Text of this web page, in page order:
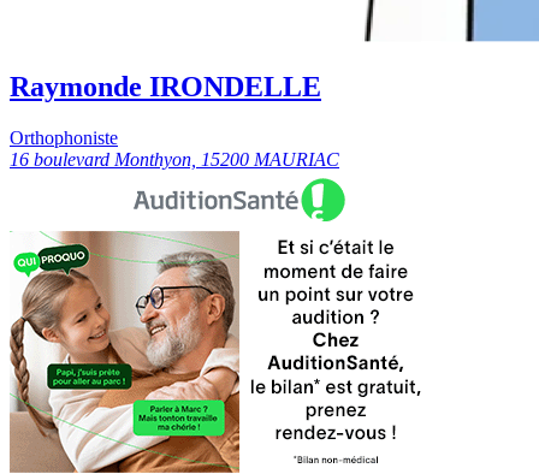
Raymonde IRONDELLE
Orthophoniste
16 boulevard Monthyon, 15200 MAURIAC